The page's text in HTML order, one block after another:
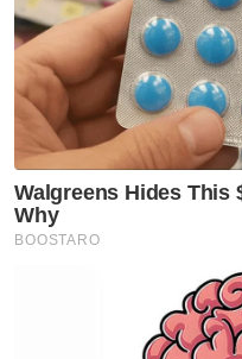
usaha ini.
"Adalah menjadi
seluruh rakyat
dan anggota
usaha murni ini dan
dengan penuh
martabat negara,”
Artikel Berkaitan:
Warga asing terus